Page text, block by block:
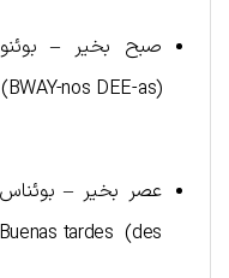
(BWAY-nos DEE-as)
des) Buenas tardes